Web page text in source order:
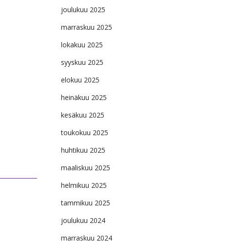
joulukuu 2025
marraskuu 2025
lokakuu 2025
syyskuu 2025
elokuu 2025
heinäkuu 2025
kesäkuu 2025
toukokuu 2025
huhtikuu 2025
maaliskuu 2025
helmikuu 2025
tammikuu 2025
joulukuu 2024
marraskuu 2024